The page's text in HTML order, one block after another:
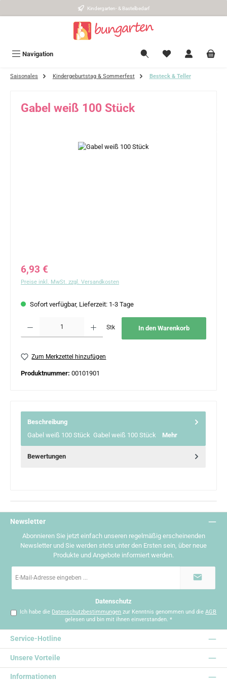
Kindergarten- & Bastelbedarf
Navigation
Saisonales Kindergeburtstag & Sommerfest Besteck & Teller
Gabel weiß 100 Stück
Bildergalerie überspringen
Regulärer Preis:
6,93 €
Preise inkl. MwSt. zzgl. Versandkosten
Sofort verfügbar, Lieferzeit: 1-3 Tage
Stk In den Warenkorb
Zum Merkzettel hinzufügen
Produktnummer: 00101901
Beschreibung
Gabel weiß 100 Stück Gabel weiß 100 Stück Mehr
Bewertungen
Newsletter
Abonnieren Sie jetzt einfach unseren regelmäßig erscheinenden
Newsletter und Sie werden stets unter den Ersten sein, über neue
Produkte und Angebote informiert werden.
Mail-
Datenschutz
Ich habe die Datenschutzbestimmungen zur Kenntnis genommen und dieAGB
gelesen und bin mit ihnen einverstanden. *
Service-Hotline
Informationen
Unsere Vorteile